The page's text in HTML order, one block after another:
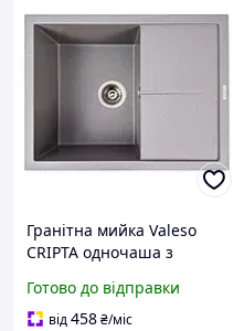
Гранітна мийка Valeso
CRIPTA одночаша з
для кухні мийка з
штучного каменю
Готово до відправки
від458₴/міс